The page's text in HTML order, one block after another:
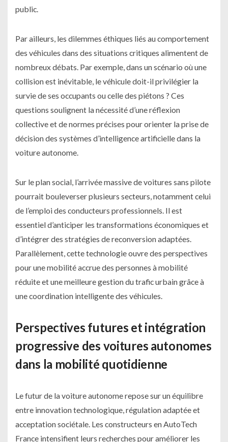
public.
Par ailleurs, les dilemmes éthiques liés au comportement
des véhicules dans des situations critiques alimentent de
nombreux débats. Par exemple, dans un scénario où une
collision est inévitable, le véhicule doit-il privilégier la
survie de ses occupants ou celle des piétons ? Ces
questions soulignent la nécessité d’une réflexion
collective et de normes précises pour orienter la prise de
décision des systèmes d’intelligence artificielle dans la
voiture autonome.
Sur le plan social, l’arrivée massive de voitures sans pilote
pourrait bouleverser plusieurs secteurs, notamment celui
de l’emploi des conducteurs professionnels. Il est
essentiel d’anticiper les transformations économiques et
d’intégrer des stratégies de reconversion adaptées.
Parallèlement, cette technologie ouvre des perspectives
pour une mobilité accrue des personnes à mobilité
réduite et une meilleure gestion du trafic urbain grâce à
une coordination intelligente des véhicules.
Perspectives futures et intégration
progressive des voitures autonomes
dans la mobilité quotidienne
Le futur de la voiture autonome repose sur un équilibre
entre innovation technologique, régulation adaptée et
acceptation sociétale. Les constructeurs en AutoTech
France intensifient leurs recherches pour améliorer les